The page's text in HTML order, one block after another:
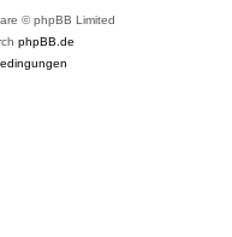
© phpBB Limited
phpBB.de